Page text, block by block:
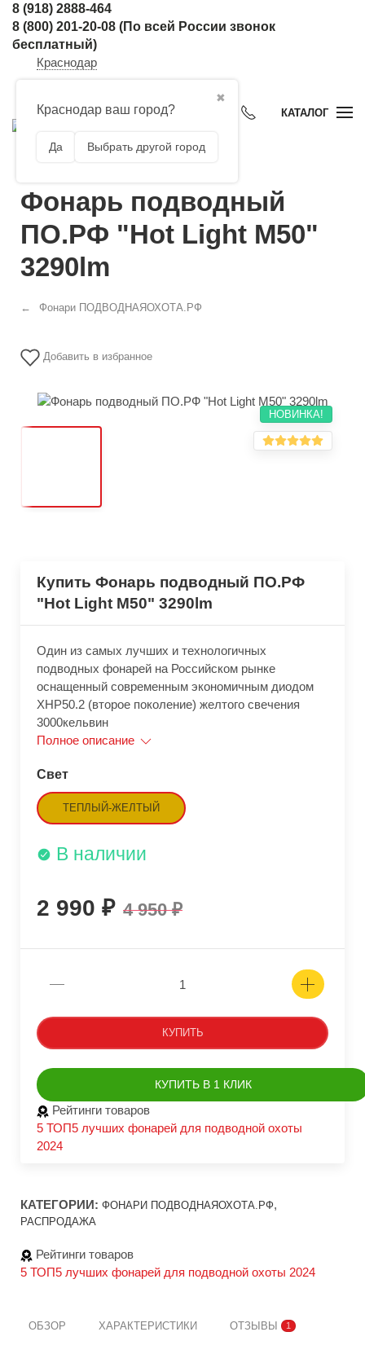
8 (918) 2888-464
8 (800) 201-20-08 (По всей России звонок
бесплатный)
Краснодар
✖
Краснодар ваш город?
Да Выбрать другой город
КАТАЛОГ
Фонарь подводный
ПО.РФ "Hot Light M50"
3290lm
Фонари ПОДВОДНАЯОХОТА.РФ
Добавить в избранное
НОВИНКА!
Купить Фонарь подводный ПО.РФ
"Hot Light M50" 3290lm
Один из самых лучших и технологичных
подводных фонарей на Российском рынке
оснащенный современным экономичным диодом
XHP50.2 (второе поколение) желтого свечения
3000кельвин
Полное описание
Свет
ТЕПЛЫЙ-ЖЕЛТЫЙ
В наличии
2 990 4 950
КУПИТЬ
КУПИТЬ В 1 КЛИК
Рейтинги товаров
5 ТОП5 лучших фонарей для подводной охоты
2024
КАТЕГОРИИ: ФОНАРИ ПОДВОДНАЯОХОТА.РФ,
РАСПРОДАЖА
Рейтинги товаров
5 ТОП5 лучших фонарей для подводной охоты 2024
ОБЗОР ХАРАКТЕРИСТИКИ ОТЗЫВЫ 1